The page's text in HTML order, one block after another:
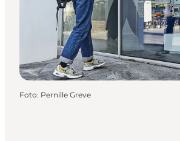
Foto: Pernille Greve